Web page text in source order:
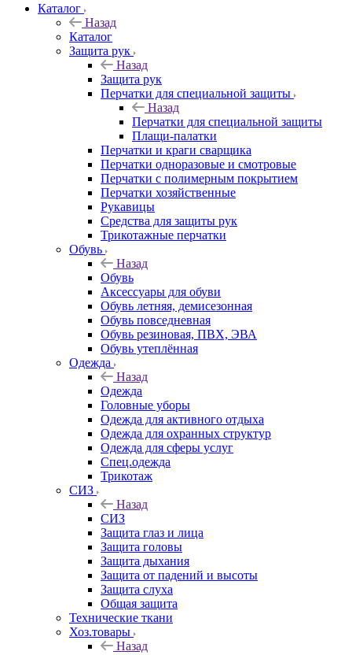
Каталог
Назад
Каталог
Защита рук
Назад
Защита рук
Перчатки для специальной защиты
Назад
Перчатки для специальной защиты
Плащи-палатки
Перчатки и краги сварщика
Перчатки одноразовые и смотровые
Перчатки с полимерным покрытием
Перчатки хозяйственные
Рукавицы
Средства для защиты рук
Трикотажные перчатки
Обувь
Назад
Обувь
Аксессуары для обуви
Обувь летняя, демисезонная
Обувь повседневная
Обувь резиновая, ПВХ, ЭВА
Обувь утеплённая
Одежда
Назад
Одежда
Головные уборы
Одежда для активного отдыха
Одежда для охранных структур
Одежда для сферы услуг
Спец.одежда
Трикотаж
СИЗ
Назад
СИЗ
Защита глаз и лица
Защита головы
Защита дыхания
Защита от падений и высоты
Защита слуха
Общая защита
Технические ткани
Хоз.товары
Назад